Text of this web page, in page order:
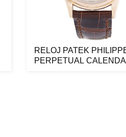
RELOJ PATEK
PERPETUAL